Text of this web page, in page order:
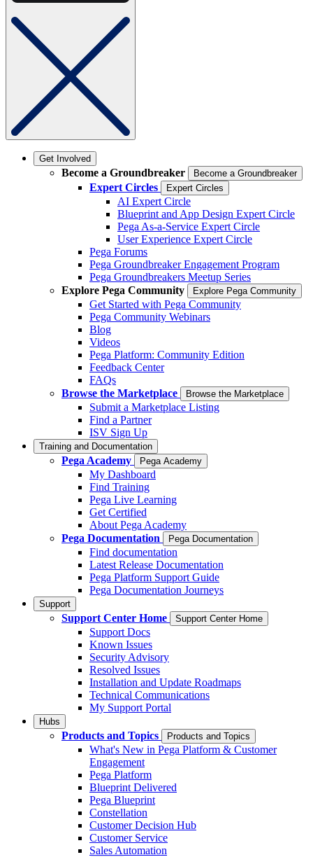
Get Involved
Become a Groundbreaker Become a Groundbreaker
Expert Circles Expert Circles
AI Expert Circle
Blueprint and App Design Expert Circle
Pega As-a-Service Expert Circle
User Experience Expert Circle
Pega Forums
Pega Groundbreaker Engagement Program
Pega Groundbreakers Meetup Series
Explore Pega Community
Explore Pega Community
Get Started with Pega Community
Pega Community Webinars
Blog
Videos
Pega Platform: Community Edition
Feedback Center
FAQs
Browse the Marketplace
Browse the Marketplace
Submit a Marketplace Listing
Find a Partner
ISV Sign Up
Training and Documentation
Pega Academy Pega Academy
My Dashboard
Find Training
Pega Live Learning
Get Certified
About Pega Academy
Pega Documentation
Pega Documentation
Find documentation
Latest Release Documentation
Pega Platform Support Guide
Pega Documentation Journeys
Support
Support Center Home Support Center Home
Support Docs
Known Issues
Security Advisory
Resolved Issues
Installation and Update Roadmaps
Technical Communications
My Support Portal
Hubs
Products and Topics Products and Topics
What's New in Pega Platform & Customer
Engagement
Pega Platform
Blueprint Delivered
Pega Blueprint
Constellation
Customer Decision Hub
Customer Service
Sales Automation